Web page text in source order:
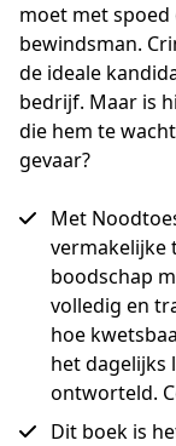
moet met spoed
bewindsman.
de ideale
bedrijf. Maar is
die hem te
gevaar?
Met
vermakelijke
boodschap
volledig en
hoe
het dagelijks
ontworteld.
Dit boek is